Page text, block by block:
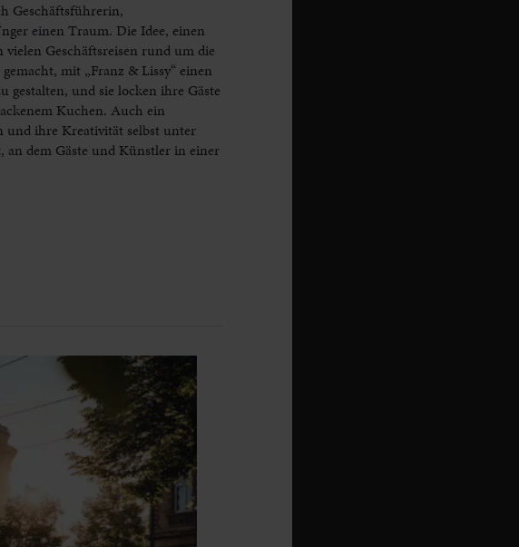
Geschäftsführerin,
einen Traum. Die Idee, einen
Geschäftsreisen rund um die
mit „Franz & Lissy“ einen
und sie locken ihre Gäste
Kuchen. Auch ein
und ihre Kreativität selbst unter
an dem Gäste und Künstler in einer